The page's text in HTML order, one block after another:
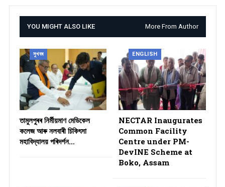
YOU MIGHT ALSO LIKE More From Author
সুখবৰ
তামুলপুৰৰ নিৰ্মীয়মাণ মেডিকেল
কলেজ আৰু নলবাৰী চিকিৎসা
মহাবিদ্যালয় পৰিদৰ্শন…
ENGLISH
NECTAR Inaugurates
Common Facility
Centre under PM-
DevINE Scheme at
Boko, Assam